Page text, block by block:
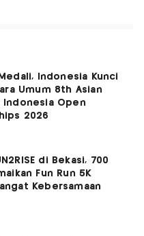
Indonesia Kunci
Umum 8th Asian
Indonesia Open
2026
di Bekasi, 700
Fun Run 5K
Kebersamaan